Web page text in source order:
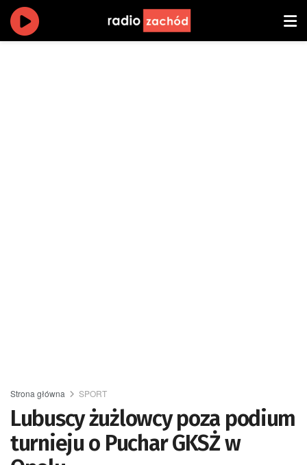
Strona główna SPORT
Lubuscy żużlowcy poza podium
turnieju o Puchar GKSŻ w